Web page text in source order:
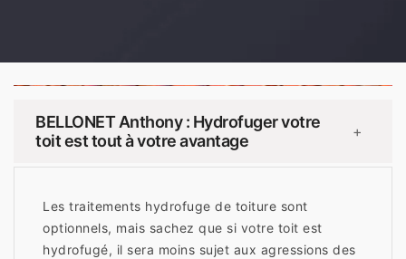
BELLONET Anthony : Hydrofuger votre
toit est tout à votre avantage
+
Les traitements hydrofuge de toiture sont
optionnels, mais sachez que si votre toit est
hydrofugé, il sera moins sujet aux agressions des